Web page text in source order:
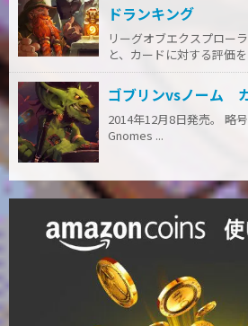
ドランキング
リーグオブエクスプロー
と、カードに対する評価
ゴブリンvsノーム
2014年12月8日発売。 略
Gnomes ...